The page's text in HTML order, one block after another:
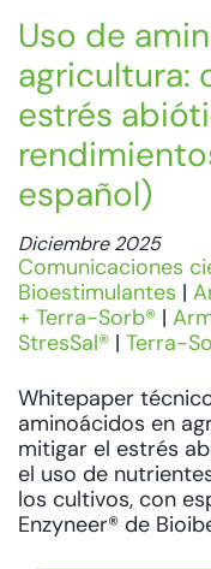
Uso de
agricultura:
estrés
español)
Diciembre 2025
Comunicaciones
Bioestimulantes |
+ Terra-Sorb® |
StresSal® | Terra-
Whitepaper
aminoácidos en
mitigar el estrés
el uso de
los cultivos, con
Enzyneer® de